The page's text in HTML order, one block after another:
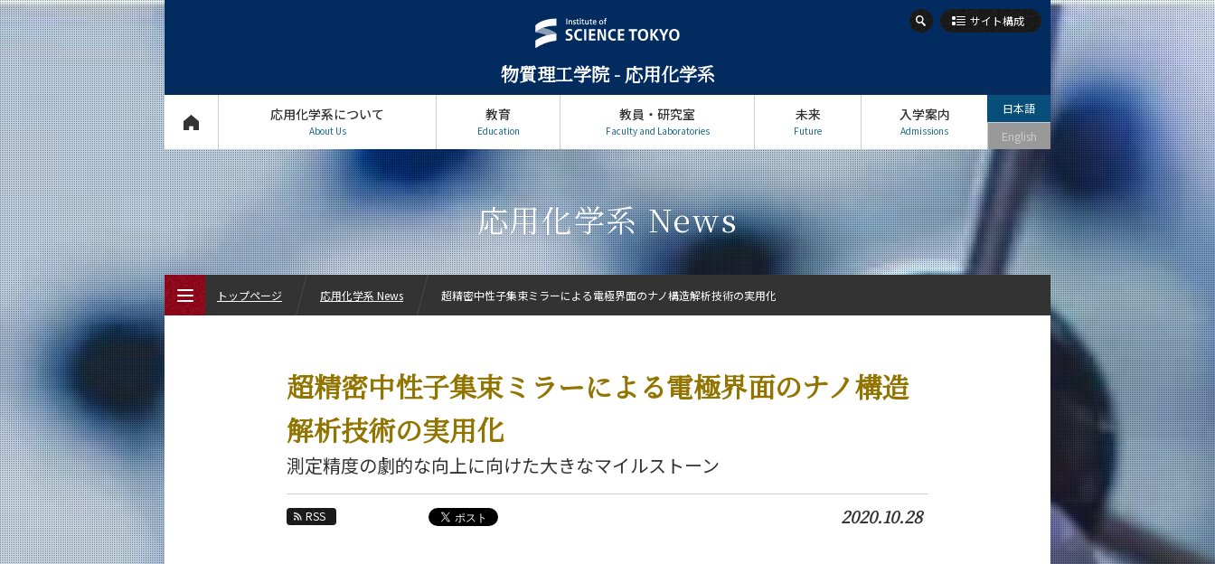
物質理工学院 - 応用化学系
サイト構成
応用化学系について
About Us
教育
Education
教員・研究室
Faculty and Laboratories
未来
Future
入学案内
Admissions
日本語
English
応用化学系 News
超精密中性子集束ミラーによる電極界面のナノ構造
解析技術の実用化
測定精度の劇的な向上に向けた大きなマイルストーン
RSS 2020.10.28
トップページ 応用化学系 News 超精密中性子集束ミラーによる電極界面のナノ構造解析技術の実用化
応用化学系について